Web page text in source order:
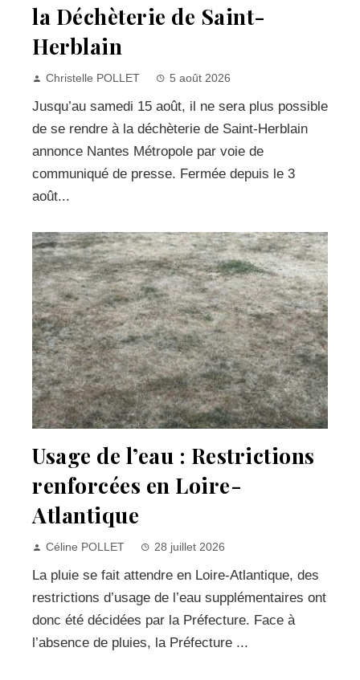
la Déchèterie de Saint-
Herblain
Christelle POLLET 5 août 2026
Jusqu’au samedi 15 août, il ne sera plus possible
de se rendre à la déchèterie de Saint-Herblain
annonce Nantes Métropole par voie de
communiqué de presse. Fermée depuis le 3
août...
Usage de l’eau : Restrictions
renforcées en Loire-
Atlantique
Céline POLLET 28 juillet 2026
La pluie se fait attendre en Loire-Atlantique, des
restrictions d’usage de l’eau supplémentaires ont
donc été décidées par la Préfecture. Face à
l’absence de pluies, la Préfecture ...